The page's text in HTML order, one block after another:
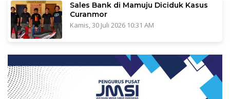
Sales Bank di Mamuju Diciduk Kasus
Curanmor
Kamis, 30 Juli 2026 10:31 AM